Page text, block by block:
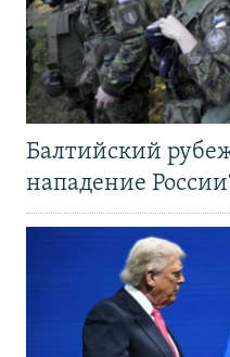
Балтийский
нападение